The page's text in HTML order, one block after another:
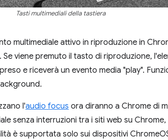
Tasti multimediali della tastiera
multimediale attivo in riproduzione in
viene premuto il tasto di riproduzione,
e riceverà un evento media "play".
l'audio focus ora diranno a Chrome di
senza interruzioni tra i siti web su
è supportata solo sui dispositivi